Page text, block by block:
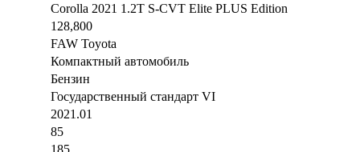
Corolla 2021 1.2T S-CVT Elite PLUS Edition
128,800
FAW Toyota
Компактный автомобиль
Бензин
Государственный стандарт VI
2021.01
85
185